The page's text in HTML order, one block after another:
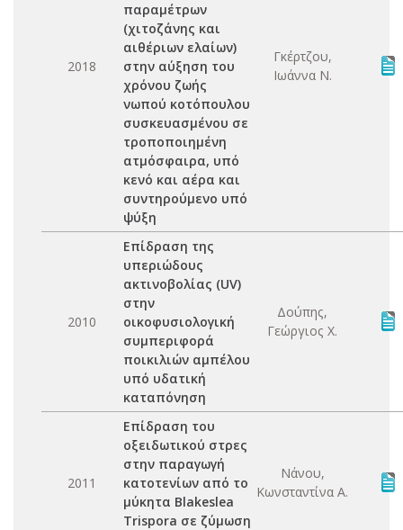
2018
παραμέτρων
(χιτοζάνης και
αιθέριων ελαίων)
στην αύξηση του
χρόνου ζωής
νωπού κοτόπουλου
συσκευασμένου σε
τροποποιημένη
ατμόσφαιρα, υπό
κενό και αέρα και
συντηρούμενο υπό
ψύξη
Γκέρτζου,
Ιωάννα Ν.
2010
Επίδραση της
υπεριώδους
ακτινοβολίας (UV)
στην
οικοφυσιολογική
συμπεριφορά
ποικιλιών αμπέλου
υπό υδατική
καταπόνηση
Δούπης,
Γεώργιος Χ.
2011
Επίδραση του
οξειδωτικού στρες
στην παραγωγή
κατοτενίων από το
μύκητα Blakeslea
Trispora σε ζύμωση
Νάνου,
Κωνσταντίνα Α.